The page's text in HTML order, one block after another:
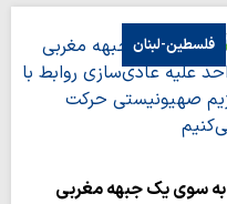
فلسطین-لبنان
به سوی یک جبهه مغربی